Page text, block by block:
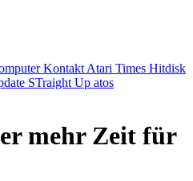
Kontakt Atari Times Hitdisk
STraight Up atos
mehr Zeit für